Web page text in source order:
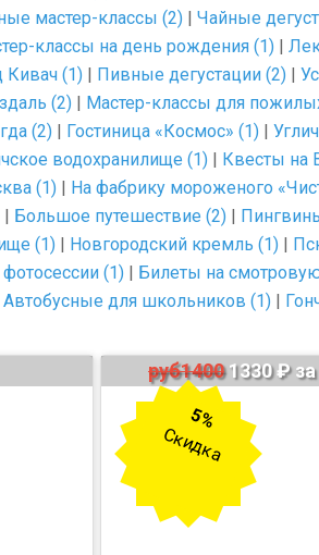
мастер-классы (2) | Чайные
классы на день рождения (1) |
Кивач (1) | Пивные дегустации (2) |
(2) | Мастер-классы для
(2) | Гостиница «Космос» (1) |
водохранилище (1) | Квесты на
(1) | На фабрику мороженого
| Большое путешествие (2) |
(1) | Новгородский кремль (1) |
(1) | Билеты на
Автобусные для школьников (1) |
руб14001330 ₽
5%
Скидка